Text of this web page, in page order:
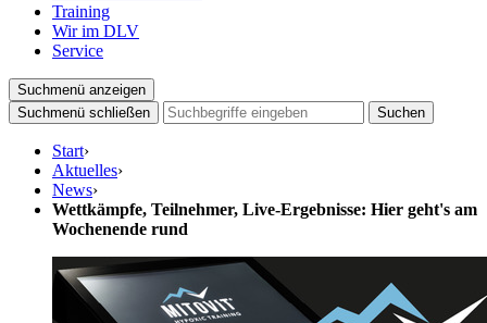
Training
Wir im DLV
Service
Suchmenü anzeigen
Suchmenü schließen
Suchen
Start›
Aktuelles›
News›
Wettkämpfe, Teilnehmer, Live-Ergebnisse: Hier geht's am
Wochenende rund